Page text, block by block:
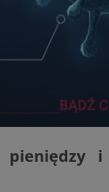
pieniędzy i